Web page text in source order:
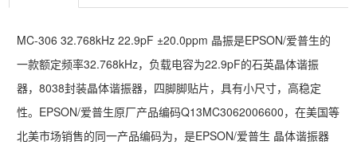
MC-306 32.768kHz 22.9pF ±20.0ppm 晶振是EPSON/爱普生的
一款额定频率32.768kHz，负载电容为22.9pF的石英晶体谐振
器，8038封装晶体谐振器，四脚脚贴片，具有小尺寸，高稳定
性。EPSON/爱普生原厂产品编码Q13MC3062006600，在美国等
北美市场销售的同一产品编码为，是EPSON/爱普生 晶体谐振器